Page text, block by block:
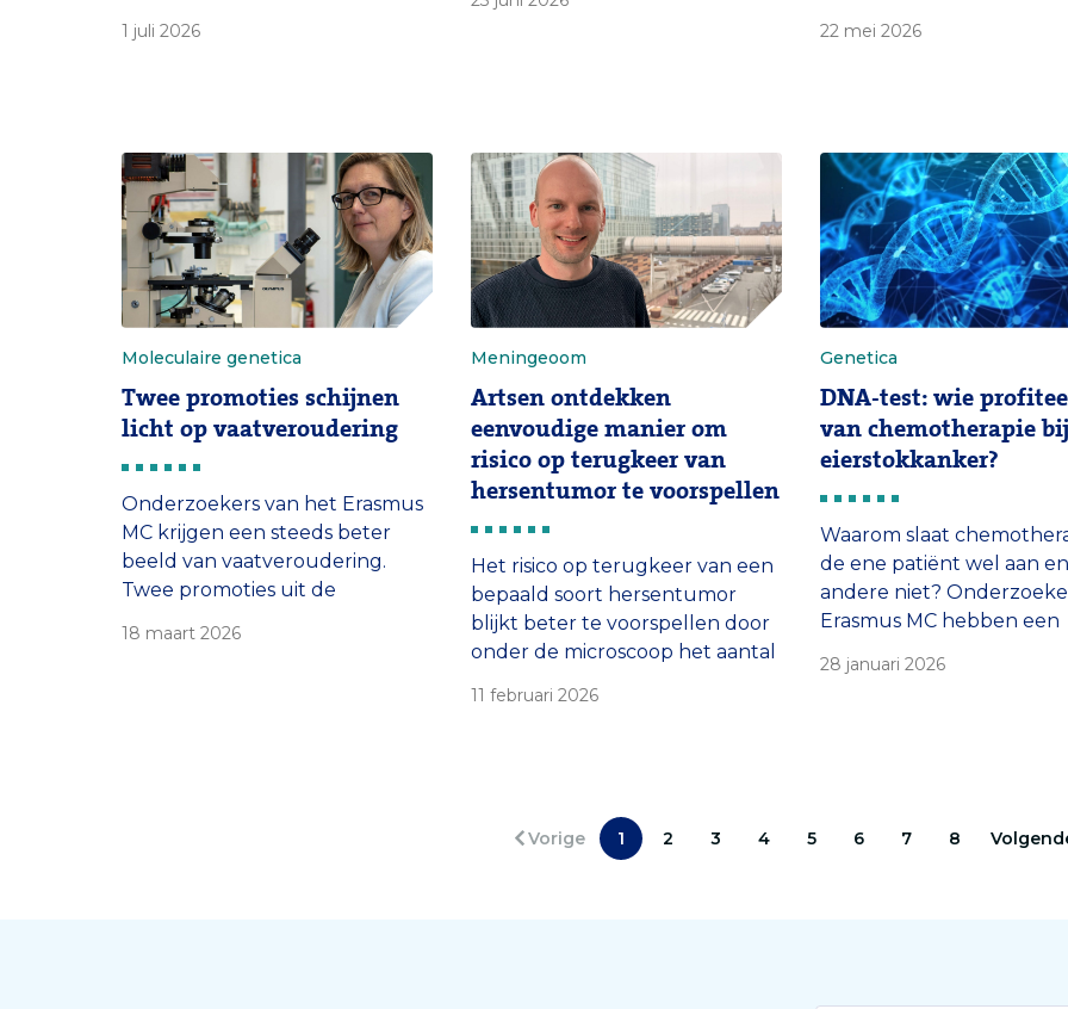
tumorcellen de stress door
het onder druk staat, het
verstopt zich ook in een
beschermend lusje.’
1 juli 2026
ERC Advanced Grant ter waarde
sneller kan met
organoïden nu ingezet
om sneller antivirale
te vinden.
22 mei 2026
Moleculaire genetica
Twee promoties schijnen
licht op vaatveroudering
Onderzoekers van het Erasmus
MC krijgen een steeds beter
beeld van vaatveroudering.
Twee promoties uit de
van der Pluijm tonen aan dat
18 maart 2026
Meningeoom
Artsen ontdekken
eenvoudige manier om
risico op terugkeer van
hersentumor te voorspellen
Het risico op terugkeer van een
bepaald soort hersentumor
blijkt beter te voorspellen door
onder de microscoop het aantal
tellen. De goedkope techniek
niets goedaardigs aan deze
benigne hersentumoren.’
11 februari 2026
Genetica
DNA-test: wie
van chemotherapie bij
eierstokkanker?
Waarom slaat
de ene patiënt wel aan
andere niet?
Erasmus MC hebben een
gevonden in het
28 januari 2026
Vorige 1 2 3 4 5 6 7 8